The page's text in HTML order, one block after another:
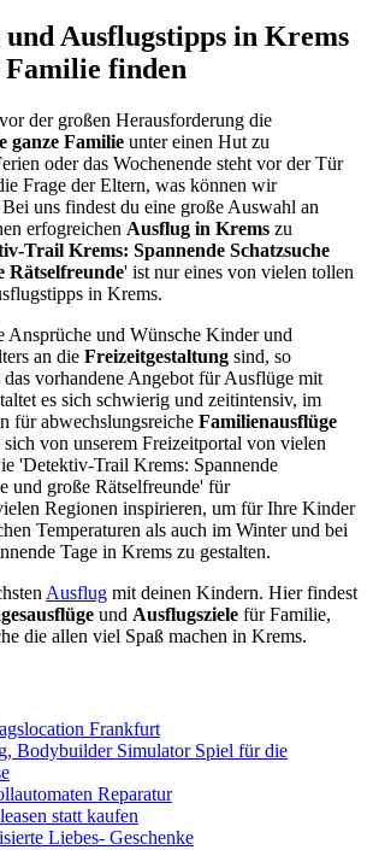
und Ausflugstipps in Krems
finden
der großen Herausforderung die
ganze Familie unter einen Hut zu
oder das Wochenende steht vor der Tür
Frage der Eltern, was können wir
uns findest du eine große Auswahl an
erfogreichen Ausflug in Krems zu
Trail Krems: Spannende Schatzsuche
Rätselfreunde' ist nur eines von vielen tollen
in Krems.
Ansprüche und Wünsche Kinder und
an die Freizeitgestaltung sind, so
vorhandene Angebot für Ausflüge mit
es sich schwierig und zeitintensiv, im
für abwechslungsreiche Familienausflüge
von unserem Freizeitportal von vielen
'Detektiv-Trail Krems: Spannende
und große Rätselfreunde' für
Regionen inspirieren, um für Ihre Kinder
Temperaturen als auch im Winter und bei
Tage in Krems zu gestalten.
Ausflug mit deinen Kindern. Hier findest
und Ausflugsziele für Familie,
die allen viel Spaß machen in Krems.
Frankfurt
Bodybuilder Simulator Spiel für die
Reparatur
statt kaufen
Liebes- Geschenke